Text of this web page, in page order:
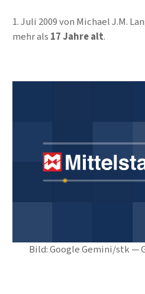
Bild: Google Gemini/stk —
1. Juli 2009von Michael J.M.
mehr als 17 Jahre alt.